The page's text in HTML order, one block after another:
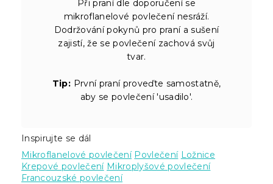
Při praní dle doporučení se
mikroflanelové povlečení nesráží.
Dodržování pokynů pro praní a sušení
zajistí, že se povlečení zachová svůj
tvar.
Tip: První praní proveďte samostatně,
aby se povlečení 'usadilo'.
Inspirujte se dál
Mikroflanelové povlečení Povlečení Ložnice
Krepové povlečení Mikroplyšové povlečení
Francouzské povlečení